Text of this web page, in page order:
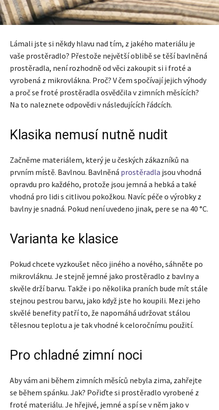
Lámali jste si někdy hlavu nad tím, z jakého materiálu je
vaše prostěradlo? Přestože největší oblibě se těší bavlněná
prostěradla, není rozhodně od věci zakoupit si i froté a
vyrobená z mikrovlákna. Proč? V čem spočívají jejich výhody
a proč se froté prostěradla osvědčila v zimních měsících?
Na to naleznete odpovědi v následujících řádcích.
Klasika nemusí nutně nudit
Začněme materiálem, který je u českých zákazníků na
prvním místě. Bavlnou. Bavlněná prostěradla jsou vhodná
opravdu pro každého, protože jsou jemná a hebká a také
vhodná pro lidi s citlivou pokožkou. Navíc péče o výrobky z
bavlny je snadná. Pokud není uvedeno jinak, pere se na 40 °C.
Varianta ke klasice
Pokud chcete vyzkoušet něco jiného a nového, sáhněte po
mikrovláknu. Je stejně jemné jako prostěradlo z bavlny a
skvěle drží barvu. Takže i po několika praních bude mít stále
stejnou pestrou barvu, jako když jste ho koupili. Mezi jeho
skvělé benefity patří to, že napomáhá udržovat stálou
tělesnou teplotu a je tak vhodné k celoročnímu použití.
Pro chladné zimní noci
Aby vám ani během zimních měsíců nebyla zima, zahřejte
se během spánku. Jak? Pořiďte si prostěradlo vyrobené z
froté materiálu. Je hřejivé, jemné a spí se v něm jako v